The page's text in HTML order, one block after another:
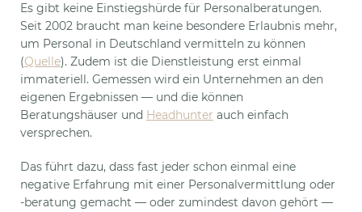
Es gibt keine Einstiegshürde für Personalberatungen.
Seit 2002 braucht man keine besondere Erlaubnis mehr,
um Personal in Deutschland vermitteln zu können
(Quelle). Zudem ist die Dienstleistung erst einmal
immateriell. Gemessen wird ein Unternehmen an den
eigenen Ergebnissen — und die können
Beratungshäuser und Headhunter auch einfach
versprechen.
Das führt dazu, dass fast jeder schon einmal eine
negative Erfahrung mit einer Personalvermittlung oder
-beratung gemacht — oder zumindest davon gehört —